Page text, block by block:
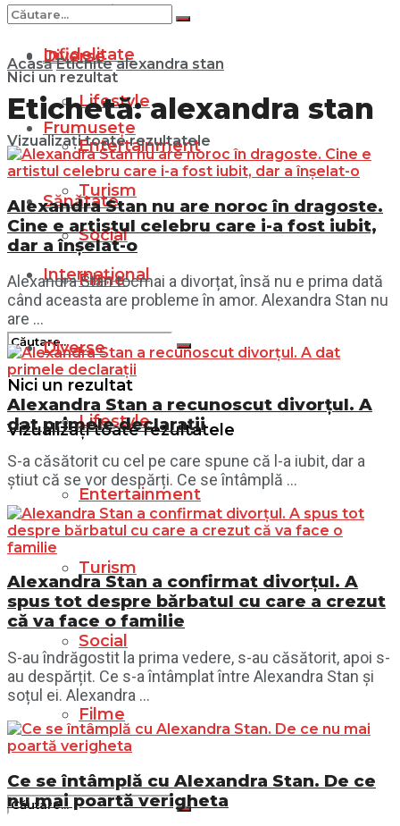
Internațional
Diverse
Lifestyle
Entertainment
Turism
Social
Filme
Nici un rezultat
Vizualizați toate rezultatele
Infidelitate
Frumusețe
Sănătate
Internațional
Diverse
Lifestyle
Entertainment
Turism
Social
Filme
Nici un rezultat
Vizualizați toate rezultatele
Acasă Etichite alexandra stan
Etichetă:alexandra stan
Alexandra Stan nu are noroc în dragoste.
Cine e artistul celebru care i-a fost iubit,
dar a înșelat-o
Alexandra Stan tocmai a divorțat, însă nu e prima dată
când aceasta are probleme în amor. Alexandra Stan nu
are ...
Alexandra Stan a recunoscut divorțul. A
dat primele declarații
S-a căsătorit cu cel pe care spune că l-a iubit, dar a
știut că se vor despărți. Ce se întâmplă ...
Alexandra Stan a confirmat divorțul. A
spus tot despre bărbatul cu care a crezut
că va face o familie
S-au îndrăgostit la prima vedere, s-au căsătorit, apoi s-
au despărțit. Ce s-a întâmplat între Alexandra Stan și
soțul ei. Alexandra ...
Ce se întâmplă cu Alexandra Stan. De ce
nu mai poartă verigheta